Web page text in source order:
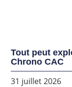
Tout peut
Chrono CAC
31 juillet 2026